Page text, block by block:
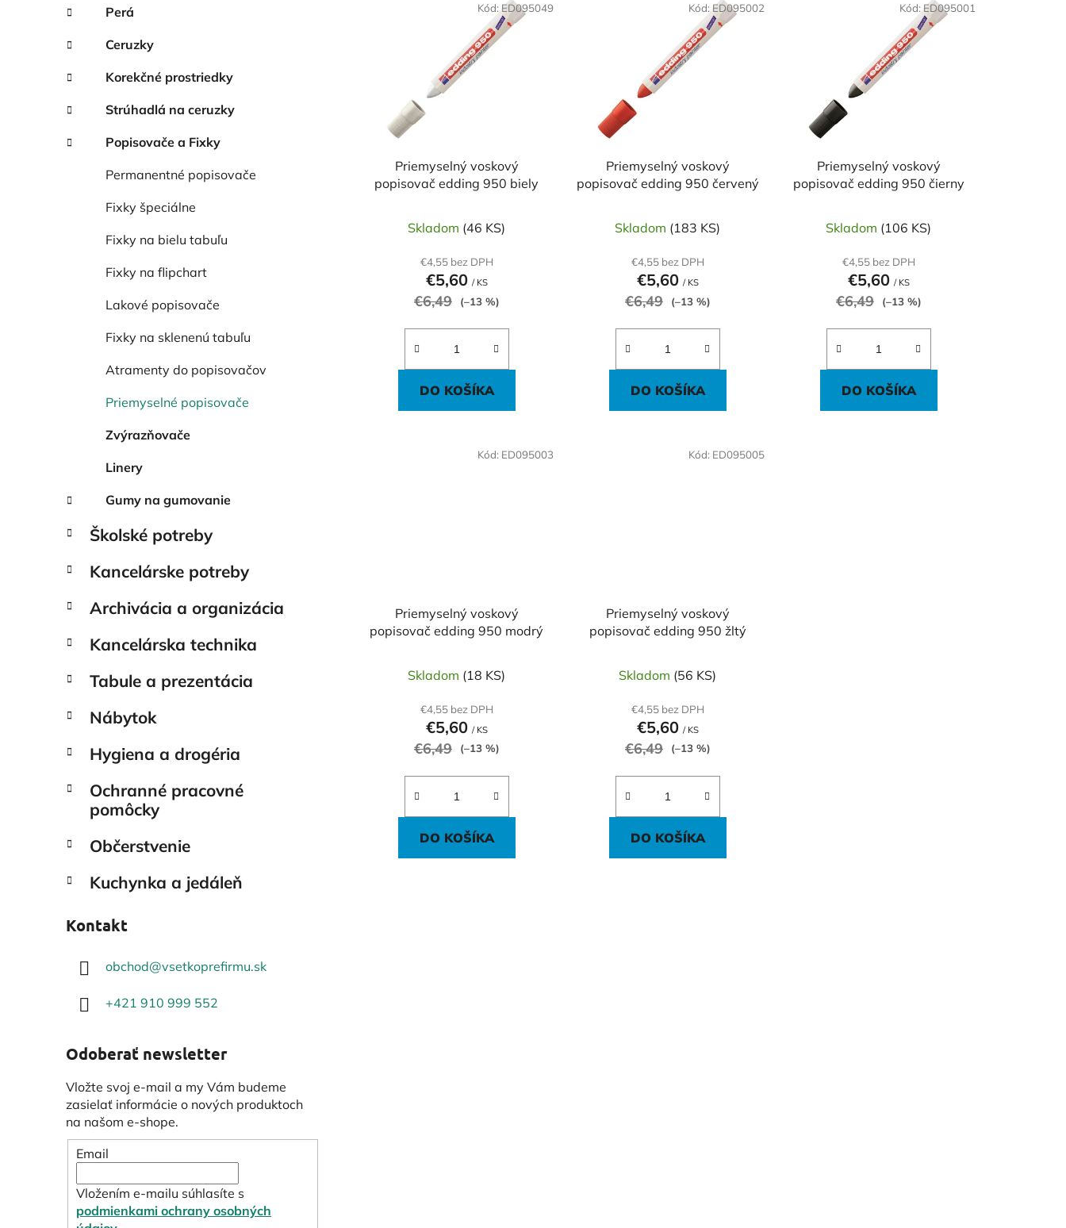
i
Perá
Ceruzky
Korekčné prostriedky
Strúhadlá na ceruzky
Popisovače a Fixky
Permanentné popisovače
Fixky špeciálne
Fixky na bielu tabuľu
Fixky na flipchart
Lakové popisovače
Fixky na sklenenú tabuľu
Atramenty do popisovačov
Priemyselné popisovače
Zvýrazňovače
Linery
Gumy na gumovanie
Školské potreby
Kancelárske potreby
Archivácia a organizácia
Kancelárska technika
Tabule a prezentácia
Nábytok
Hygiena a drogéria
Ochranné pracovné
pomôcky
Občerstvenie
Kuchynka a jedáleň
Kontakt
obchod@vsetkoprefirmu.sk
+421 910 999 552
Odoberať newsletter
Vložte svoj e-mail a my Vám budeme
zasielať informácie o nových produktoch
na našom e-shope.
Email
Vložením e-mailu súhlasíte s
podmienkami ochrany osobných
k
t
Priemyselný voskový
popisovač edding 950 biely
Skladom (46 KS)
€4,55 bez DPH
€5,60 / KS
€6,49 (–13 %)
DO KOŠÍKA
Kód:ED095049
Priemyselný voskový
popisovač edding 950 červený
Skladom (183 KS)
€4,55 bez DPH
€5,60 / KS
€6,49 (–13 %)
DO KOŠÍKA
Kód:ED095002
Priemyselný voskový
popisovač edding 950 čierny
Skladom (106 KS)
€4,55 bez DPH
€5,60 / KS
€6,49 (–13 %)
DO KOŠÍKA
Kód:ED095001
Priemyselný voskový
popisovač edding 950 modrý
Skladom (18 KS)
€4,55 bez DPH
€5,60 / KS
€6,49 (–13 %)
DO KOŠÍKA
Kód: ED095003
Priemyselný voskový
popisovač edding 950 žltý
Skladom (56 KS)
€4,55 bez DPH
€5,60 / KS
€6,49 (–13 %)
DO KOŠÍKA
Kód: ED095005